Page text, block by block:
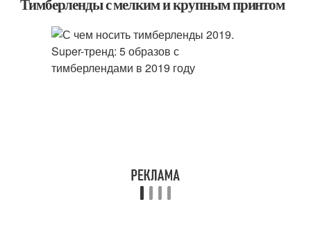
Тимберленды с мелким и крупным принтом